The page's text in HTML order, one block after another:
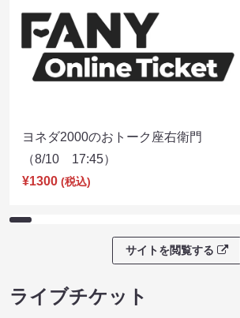
ヨネダ2000のおトーク座右衛門
（8/10 17:45）
¥1300 (税込)
サイトを閲覧する
ライブチケット